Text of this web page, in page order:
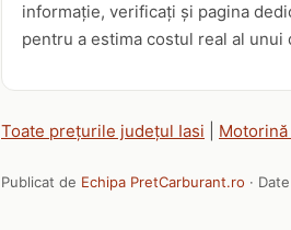
informație, verificați și pagina
pentru a estima costul real al unui
Toate prețurile județul Iasi Motorină
Publicat de Echipa PretCarburant.ro ·